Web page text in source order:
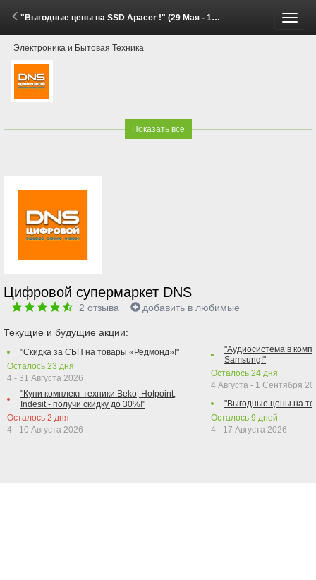
"Выгодные цены на SSD Apacer !" (29 Мая - 15 Июня 2026)
Электроника и Бытовая Техника
Показать все
Цифровой супермаркет DNS
2 отзыва добавить в любимые
Текущие и будущие акции:
"Скидка за СБП на товары «Редмонд»!"
Осталось 23 дня
4 - 31 Августа 2026
"Купи комплект техники Beko, Hotpoint,
Indesit - получи скидку до 30%!"
Осталось 2 дня
4 - 10 Августа 2026
"Аудиосистема в
Samsung!"
Осталось 24 дня
4 Августа - 1 Сентября
"Выгодные цены на
Осталось 9 дней
4 - 17 Августа 2026